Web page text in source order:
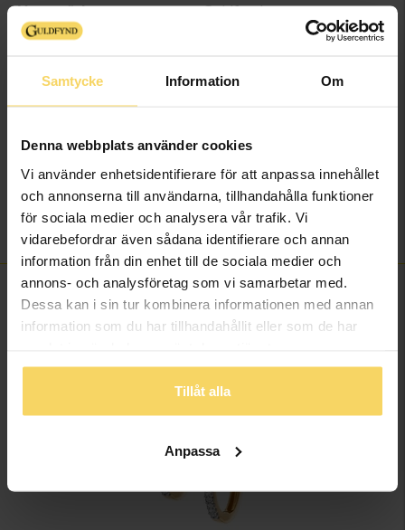
Samtycke Information Om
Denna webbplats använder cookies
Vi använder enhetsidentifierare för att anpassa innehållet
och annonserna till användarna, tillhandahålla funktioner
för sociala medier och analysera vår trafik. Vi
vidarebefordrar även sådana identifierare och annan
information från din enhet till de sociala medier och
annons- och analysföretag som vi samarbetar med.
Dessa kan i sin tur kombinera informationen med annan
information som du har tillhandahållit eller som de har
Tillåt alla
Anpassa
Varumärke
Guldfynd
Material
Sten/Pärla
Diamant
Antal diamanter
Diamantfärg
Diamantklarhet
P
Vikt ca (gram)
2,04
Total carat
0,07
FINNS OCKSÅ SOM